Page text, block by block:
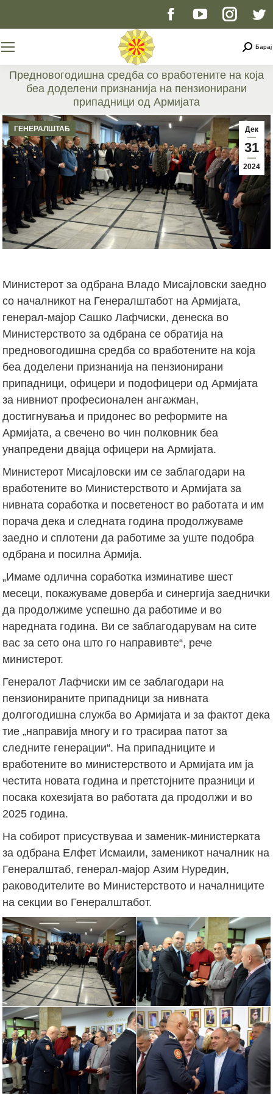
Facebook
opens
in
new
window
YouTube
opens
new
window
page
opens
new
window
Барај
Предновогодишна средба со вработените на која
беа доделени признанија на пензионирани
припадници од Армијата
You are here:
Дек
31
2024
ГЕНЕРАЛШТАБ
Министерот за одбрана Владо Мисајловски заедно
со началникот на Генералштабот на Армијата,
генерал-мајор Сашко Лафчиски, денеска во
Министерството за одбрана се обратија на
предновогодишна средба со вработените на која
беа доделени признанија на пензионирани
припадници, офицери и подофицери од Армијата
за нивниот професионален ангажман,
достигнувања и придонес во реформите на
Армијата, а свечено во чин полковник беа
унапредени двајца офицери на Армијата.
Министерот Мисајловски им се заблагодари на
вработените во Министерството и Армијата за
нивната соработка и посветеност во работата и им
порача дека и следната година продолжуваме
заедно и сплотени да работиме за уште подобра
одбрана и посилна Армија.
„Имаме одлична соработка изминативе шест
месеци, покажуваме доверба и синергија заеднички
да продолжиме успешно да работиме и во
наредната година. Ви се заблагодарувам на сите
вас за сето она што го направивте“, рече
министерот.
Генералот Лафчиски им се заблагодари на
пензионираните припадници за нивната
долгогодишна служба во Армијата и за фактот дека
тие „направија многу и го трасираа патот за
следните генерации“. На припадниците и
вработените во министерството и Армијата им ја
честита новата година и претстојните празници и
посака кохезијата во работата да продолжи и во
2025 година.
На собирот присуствуваа и заменик-министерката
за одбрана Елфет Исмаили, заменикот началник на
Генералштаб, генерал-мајор Азим Нуредин,
раководителите во Министерството и началниците
на секции во Генералштабот.